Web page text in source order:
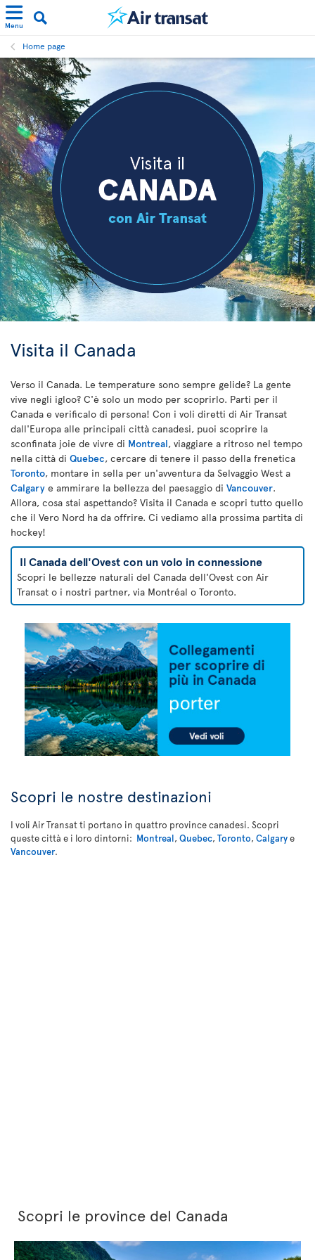
Menu
Home page
Visita il Canada
Verso il Canada. Le temperature sono sempre gelide? La gente
vive negli igloo? C'è solo un modo per scoprirlo. Parti per il
Canada e verificalo di persona! Con i voli diretti di Air Transat
dall'Europa alle principali città canadesi, puoi scoprire la
sconfinata joie de vivre di Montreal, viaggiare a ritroso nel tempo
nella città di Quebec, cercare di tenere il passo della frenetica
Toronto, montare in sella per un'avventura da Selvaggio West a
Calgary e ammirare la bellezza del paesaggio di Vancouver.
Allora, cosa stai aspettando? Visita il Canada e scopri tutto quello
che il Vero Nord ha da offrire. Ci vediamo alla prossima partita di
hockey!
Il Canada dell'Ovest con un volo in connessione
Scopri le bellezze naturali del Canada dell'Ovest con Air
Transat o i nostri partner, via Montréal o Toronto.
Scopri le nostre destinazioni
I voli Air Transat ti portano in quattro province canadesi. Scopri
queste città e i loro dintorni: Montreal, Quebec, Toronto, Calgarye
Vancouver.
Scopri le province del Canada